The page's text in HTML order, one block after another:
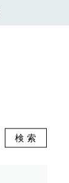
検索